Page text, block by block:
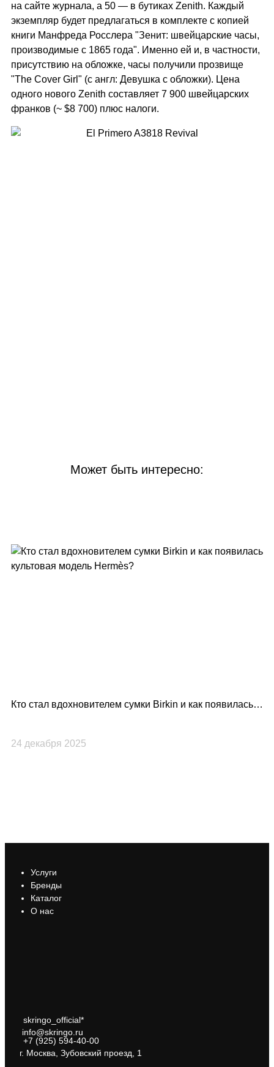
на сайте журнала, а 50 — в бутиках Zenith. Каждый
экземпляр будет предлагаться в комплекте с копией
книги Манфреда Росслера "Зенит: швейцарские часы,
производимые с 1865 года". Именно ей и, в частности,
присутствию на обложке, часы получили прозвище
"The Cover Girl" (с англ: Девушка с обложки). Цена
одного нового Zenith составляет 7 900 швейцарских
франков (~ $8 700) плюс налоги.
Может быть интересно:
Кто стал вдохновителем сумки Birkin и как появилась
24 декабря 2025
Услуги
Бренды
Каталог
О нас
skringo_official*
info@skringo.ru
+7 (925) 594-40-00
г. Москва, Зубовский проезд, 1